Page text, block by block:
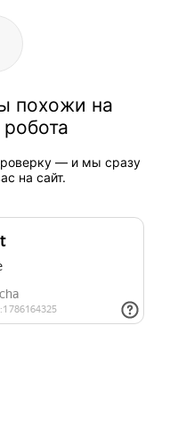
похожи на
— и мы сразу
на сайт.